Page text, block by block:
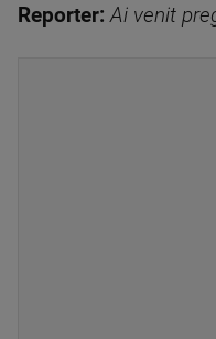
Reporter: Ai venit